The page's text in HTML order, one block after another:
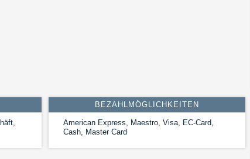
BEZAHLMÖGLICHKEITEN
American Express, Maestro, Visa, EC-Card,
Cash, Master Card